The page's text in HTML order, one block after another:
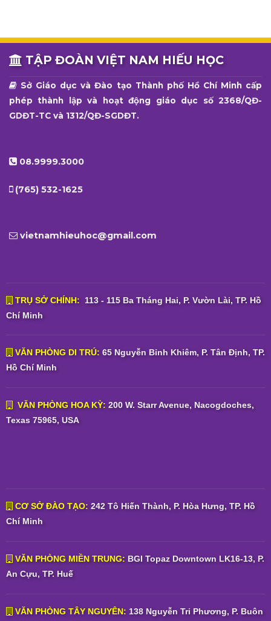
TẬP ĐOÀN VIỆT NAM HIẾU HỌC
Sở Giáo dục và Đào tạo Thành phố Hồ Chí Minh cấp
phép thành lập và hoạt động giáo dục số 2368/QĐ-
GDĐT-TC và 1312/QĐ-SGDĐT.
08.9999.3000
(765) 532-1625
vietnamhieuhoc@gmail.com
TRỤ SỞ CHÍNH: 113 - 115 Ba Tháng Hai, P. Vườn Lài, TP. Hồ
Chí Minh
VĂN PHÒNG DI TRÚ: 65 Nguyễn Bỉnh Khiêm, P. Tân Định, TP.
Hồ Chí Minh
VĂN PHÒNG HOA KỲ: 200 W. Starr Avenue, Nacogdoches,
Texas 75965, USA
CƠ SỞ ĐÀO TẠO: 242 Tô Hiến Thành, P. Hòa Hưng, TP. Hồ
Chí Minh
VĂN PHÒNG MIỀN TRUNG: BGI Topaz Downtown LK16-13, P.
An Cựu, TP. Huế
VĂN PHÒNG TÂY NGUYÊN: 138 Nguyễn Tri Phương, P. Buôn